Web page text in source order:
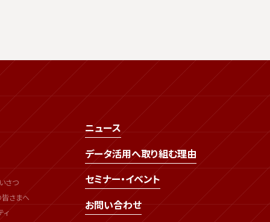
さつ
さまへ
ィ
ニュース
データ活用へ取り組む理由
セミナー・イベント
お問い合わせ